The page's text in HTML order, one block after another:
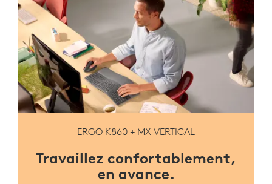
ERGO K860 + MX VERTICAL
Travaillez confortablement,
en avance.